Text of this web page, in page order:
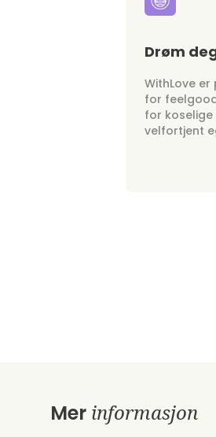
Drøm
WithLove
for
for
velfortjent
Mer informasjon